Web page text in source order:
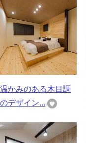
温かみのある木目調
のデザイン...